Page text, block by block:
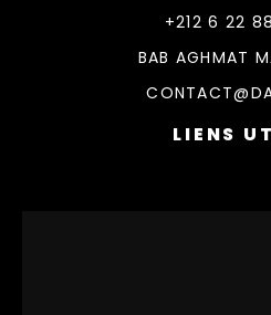
+212 6 22
BAB AGHMAT
LIENS